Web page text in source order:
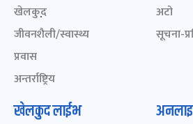
खेलकुद़़
जीवनशैली/स्वास्थ्य
प्रवास
अन्तर्राष्ट्रिय
अटो
सूचना-
खेलकुद लाईभ